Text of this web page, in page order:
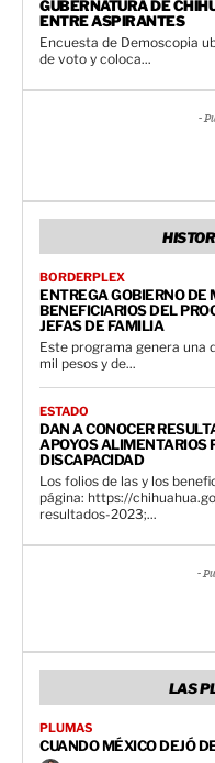
GUBERNATURA DE
ENTRE ASPIRANTES
Encuesta de Demoscopia
de voto y coloca...
-
BORDERPLEX
ENTREGA GOBIERNO DE
BENEFICIARIOS DEL
JEFAS DE FAMILIA
Este programa genera una
mil pesos y de...
ESTADO
DAN A CONOCER
APOYOS ALIMENTARIOS
DISCAPACIDAD
Los folios de las y los
página: https://
resultados-2023;...
-
LAS
PLUMAS
CUANDO MÉXICO DEJÓ